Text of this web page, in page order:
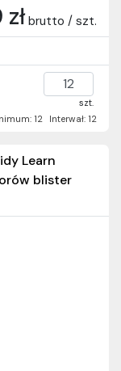
zł brutto / szt.
szt.
12
Interwał: 12
Learn
blister